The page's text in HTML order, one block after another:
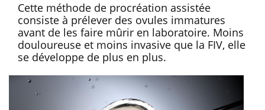
Cette méthode de procréation assistée
consiste à prélever des ovules immatures
avant de les faire mûrir en laboratoire. Moins
douloureuse et moins invasive que la FIV, elle
se développe de plus en plus.